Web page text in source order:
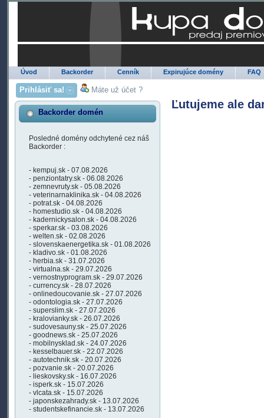
Úvod Backorder Cenník Expirujúce domény FAQ
Prihlásiť sa! Máte už účet ?
Backorder domén
Posledné domény odchytené cez náš
Backorder :
- kempuj.sk - 07.08.2026
- penziontatry.sk - 06.08.2026
- zemnevruty.sk - 05.08.2026
- veterinarnaklinika.sk - 04.08.2026
- potrat.sk - 04.08.2026
- homestudio.sk - 04.08.2026
- kadernickysalon.sk - 04.08.2026
- sperkar.sk - 03.08.2026
- welten.sk - 02.08.2026
- slovenskaenergetika.sk - 01.08.2026
- kladivo.sk - 01.08.2026
- herbia.sk - 31.07.2026
- virtualna.sk - 29.07.2026
- vernostnyprogram.sk - 29.07.2026
- currency.sk - 28.07.2026
- onlinedoucovanie.sk - 27.07.2026
- odontologia.sk - 27.07.2026
- superslim.sk - 27.07.2026
- kralovianky.sk - 26.07.2026
- sudovesauny.sk - 25.07.2026
- goodnews.sk - 25.07.2026
- mobilnysklad.sk - 24.07.2026
- kesselbauer.sk - 22.07.2026
- autotechnik.sk - 20.07.2026
- pozvanie.sk - 20.07.2026
- lieskovsky.sk - 16.07.2026
- isperk.sk - 15.07.2026
- vlcata.sk - 15.07.2026
- japonskezahrady.sk - 13.07.2026
- studentskefinancie.sk - 13.07.2026
Ľutujeme ale